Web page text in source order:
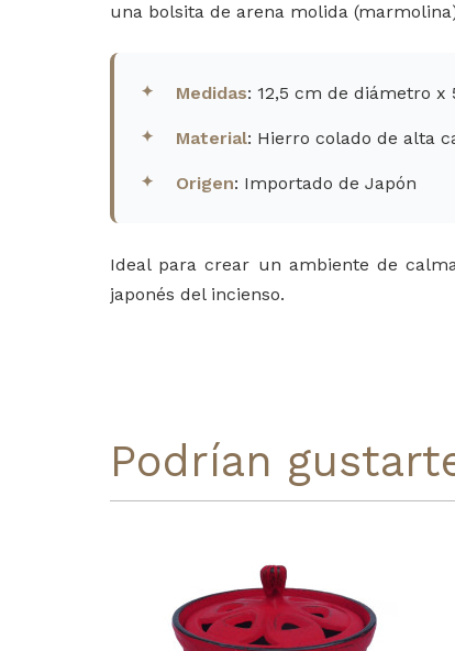
una bolsita de arena molida
Medidas: 12,5 cm de diámetro x
Material: Hierro colado de alta
Origen: Importado de Japón
Ideal para crear un ambiente de
japonés del incienso.
Podrían